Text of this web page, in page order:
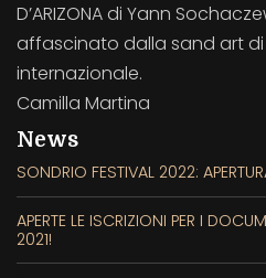
D’ARIZONA di Yann
affascinato dalla sand art di
internazionale.
Camilla Martina
News
SONDRIO FESTIVAL 2022:
APERTE LE ISCRIZIONI PER I
2021!